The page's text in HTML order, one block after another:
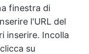
finestra di
l'URL del
inserire. Incolla
su